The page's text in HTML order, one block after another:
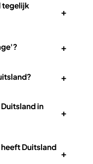
tegelijk
+
+
+
in
+
Duitsland
+